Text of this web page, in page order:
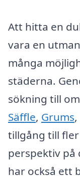
Att hitta en
vara en
många
städerna.
sökning till
Säffle, Grums
tillgång till
perspektiv på
har också ett